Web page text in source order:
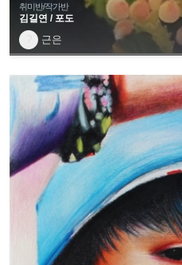
취미반/작가반
김길연 / 포도
근은